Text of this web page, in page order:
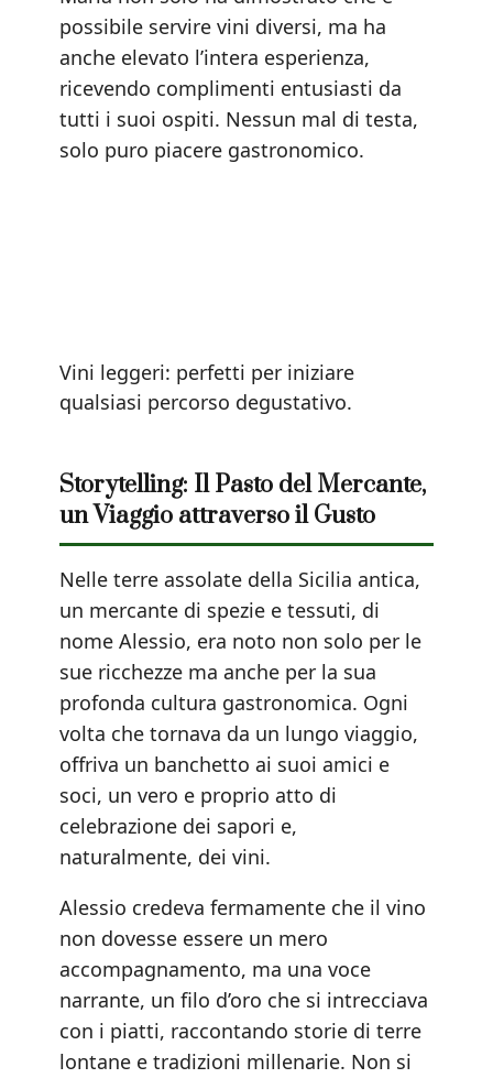
possibile servire vini diversi, ma ha
anche elevato l’intera esperienza,
ricevendo complimenti entusiasti da
tutti i suoi ospiti. Nessun mal di testa,
solo puro piacere gastronomico.
Vini leggeri: perfetti per iniziare
qualsiasi percorso degustativo.
Storytelling: Il Pasto del Mercante,
un Viaggio attraverso il Gusto
Nelle terre assolate della Sicilia antica,
un mercante di spezie e tessuti, di
nome Alessio, era noto non solo per le
sue ricchezze ma anche per la sua
profonda cultura gastronomica. Ogni
volta che tornava da un lungo viaggio,
offriva un banchetto ai suoi amici e
soci, un vero e proprio atto di
celebrazione dei sapori e,
naturalmente, dei vini.
Alessio credeva fermamente che il vino
non dovesse essere un mero
accompagnamento, ma una voce
narrante, un filo d’oro che si intrecciava
con i piatti, raccontando storie di terre
lontane e tradizioni millenarie. Non si